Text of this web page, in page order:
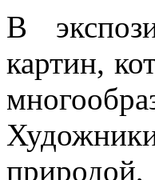
В
картин,